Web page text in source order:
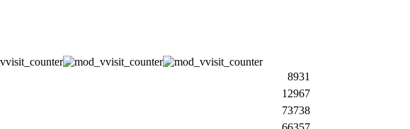
8931
12967
73738